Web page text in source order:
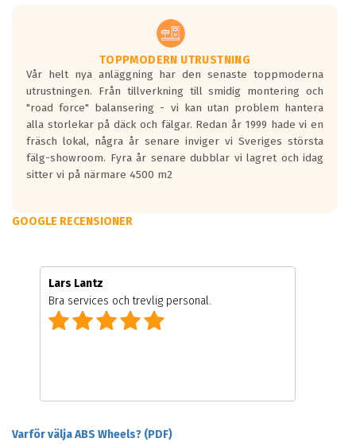
TOPPMODERN UTRUSTNING
Vår helt nya anläggning har den senaste toppmoderna
utrustningen. Från tillverkning till smidig montering och
"road force" balansering - vi kan utan problem hantera
alla storlekar på däck och fälgar. Redan år 1999 hade vi en
fräsch lokal, några år senare inviger vi Sveriges största
fälg-showroom. Fyra år senare dubblar vi lagret och idag
sitter vi på närmare 4500 m2
GOOGLE RECENSIONER
Lars Lantz
Bra services och trevlig personal.
Varför välja ABS Wheels? (PDF)